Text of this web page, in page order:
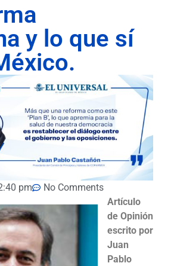
y lo que sí
pm
No Comments
Artículo
de Opinión
escrito por
Juan
Pablo